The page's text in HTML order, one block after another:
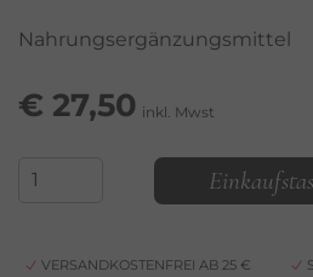
Nahrungsergänzungsmittel
€ 27,50 inkl. Mwst
VERSANDKOSTENFREI AB 25 €